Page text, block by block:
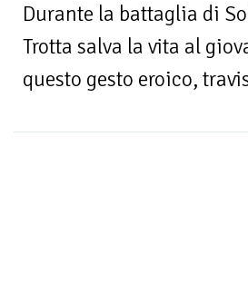
Durante la battaglia di
Trotta salva la vita al
questo gesto eroico,